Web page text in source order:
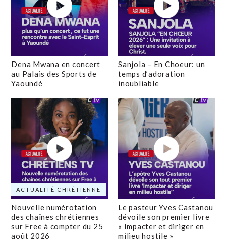
Dena Mwana en concert
au Palais des Sports de
Yaoundé
Sanjola – En Choeur: un
temps d’adoration
inoubliable
ACTUALITÉ CHRÉTIENNE
Nouvelle numérotation
des chaînes chrétiennes
sur Free à compter du 25
août 2026
Le pasteur Yves Castanou
dévoile son premier livre
« Impacter et diriger en
milieu hostile »